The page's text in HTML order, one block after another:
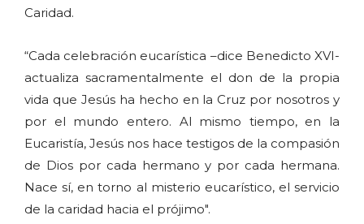
Caridad.
“Cada celebración eucarística –dice Benedicto XVI-
actualiza sacramentalmente el don de la propia
vida que Jesús ha hecho en la Cruz por nosotros y
por el mundo entero. Al mismo tiempo, en la
Eucaristía, Jesús nos hace testigos de la compasión
de Dios por cada hermano y por cada hermana.
Nace sí, en torno al misterio eucarístico, el servicio
de la caridad hacia el prójimo".